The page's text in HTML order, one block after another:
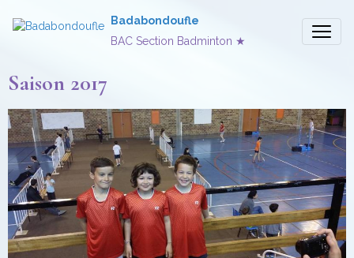
Badabondoufle
BAC Section Badminton ★
Saison 2017